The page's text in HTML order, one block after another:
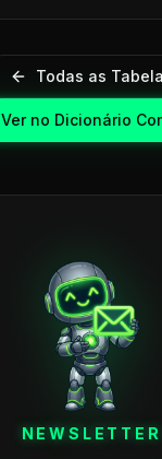
Todas as
Ver no Dicionário
NEWSLETTER